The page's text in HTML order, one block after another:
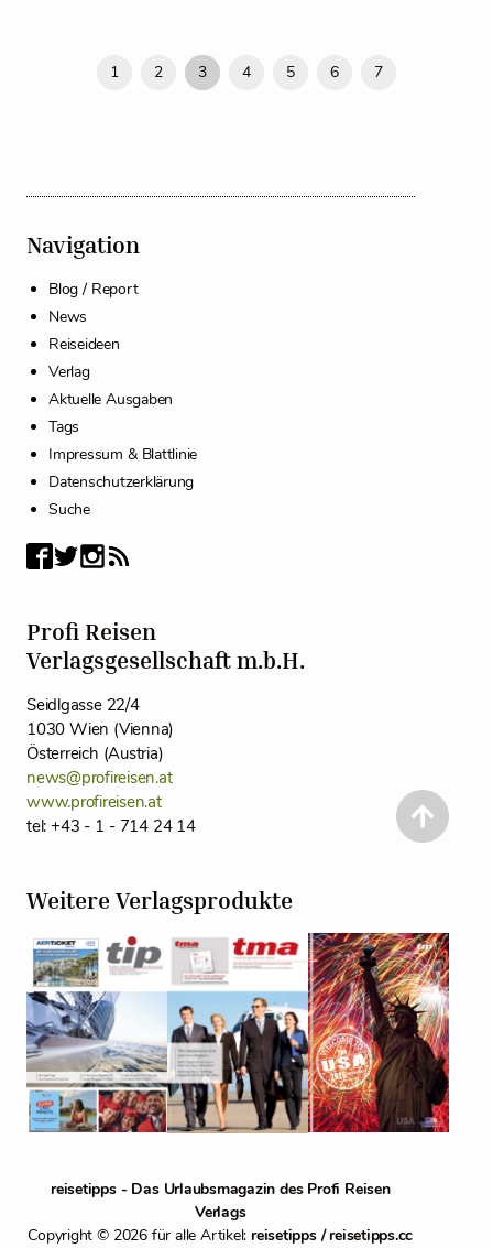
1 2 3 4 5 6 7
Navigation
Blog / Report
News
Reiseideen
Verlag
Aktuelle Ausgaben
Tags
Impressum & Blattlinie
Datenschutzerklärung
Suche
Profi Reisen
Verlagsgesellschaft m.b.H.
Seidlgasse 22/4
1030 Wien (Vienna)
Österreich (Austria)
news@profireisen.at
www.profireisen.at
tel: +43 - 1 - 714 24 14
Weitere Verlagsprodukte
reisetipps - Das Urlaubsmagazin des Profi Reisen
Verlags
Copyright © 2026 für alle Artikel:reisetipps / reisetipps.cc